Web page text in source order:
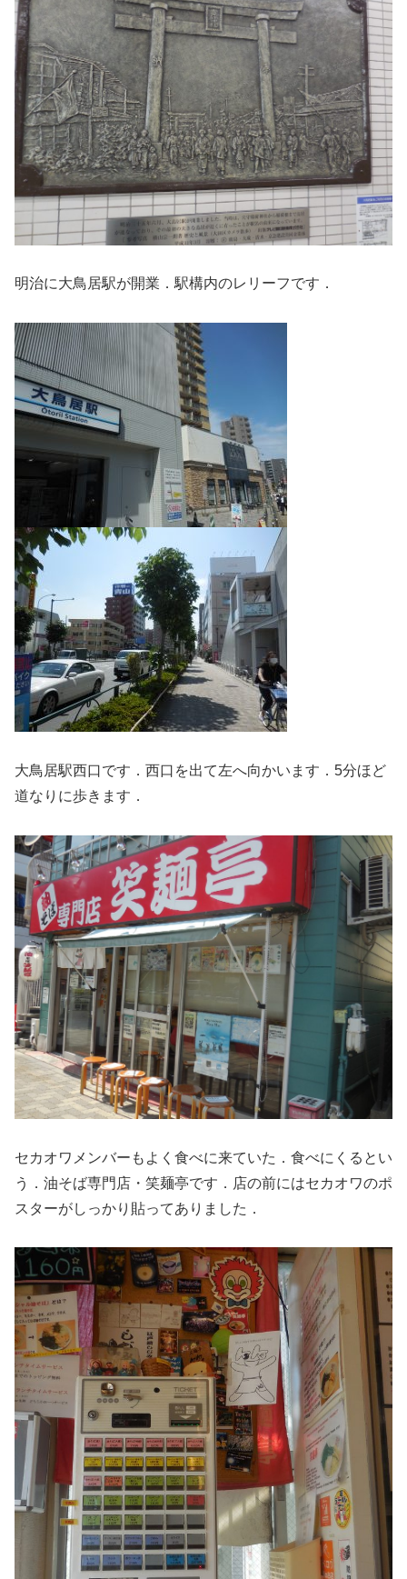
明治に大鳥居駅が開業．駅構内のレリーフです．
大鳥居駅西口です．西口を出て左へ向かいます．5分ほど
道なりに歩きます．
セカオワメンバーもよく食べに来ていた．食べにくるとい
う．油そば専門店・笑麺亭です．店の前にはセカオワのポ
スターがしっかり貼ってありました．